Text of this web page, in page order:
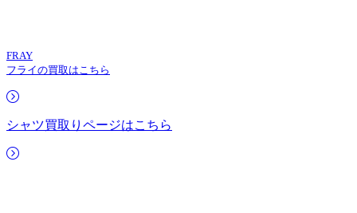
FRAY
フライの買取はこちら
シャツ買取りページはこちら